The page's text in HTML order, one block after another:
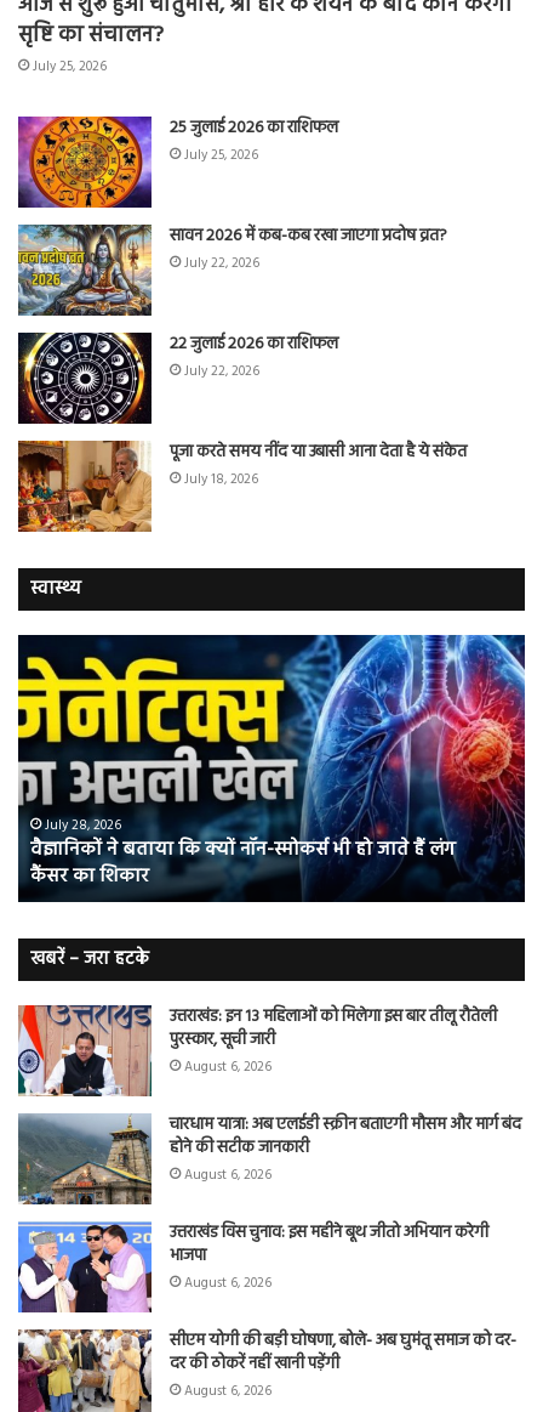
सृष्टि का संचालन?
July 25, 2026
25 जुलाई 2026 का राशिफल
July 25, 2026
सावन 2026 में कब-कब रखा जाएगा प्रदोष व्रत?
July 22, 2026
22 जुलाई 2026 का राशिफल
July 22, 2026
पूजा करते समय नींद या उबासी आना देता है ये संकेत
July 18, 2026
स्वास्थ्य
ने
बताया
कि
क्यों
नॉन-
स्मोकर्स
भी
जाते
हैं
कैंसर का
शिकार
July 28, 2026
वैज्ञानिकों ने बताया कि क्यों नॉन-स्मोकर्स भी हो जाते हैं लंग
कैंसर का शिकार
में
की
खबरें – जरा हटके
उत्तराखंड: इन 13 महिलाओं को मिलेगा इस बार तीलू रौतेली
पुरस्कार, सूची जारी
August 6, 2026
चारधाम यात्रा: अब एलईडी स्क्रीन बताएगी मौसम और मार्ग बंद
होने की सटीक जानकारी
August 6, 2026
उत्तराखंड विस चुनाव: इस महीने बूथ जीतो अभियान करेगी
भाजपा
August 6, 2026
सीएम योगी की बड़ी घोषणा, बोले- अब घुमंतू समाज को दर-
दर की ठोकरें नहीं खानी पड़ेंगी
August 6, 2026